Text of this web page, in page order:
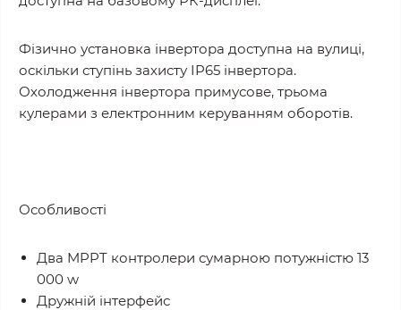
Фізично установка інвертора доступна на вулиці,
оскільки ступінь захисту IP65 інвертора.
Охолодження інвертора примусове, трьома
кулерами з електронним керуванням оборотів.
Особливості
Два MPPT контролери сумарною потужністю 13
000 w
Дружній інтерфейс